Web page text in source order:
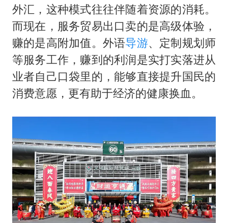
外汇，这种模式往往伴随着资源的消耗。
而现在，服务贸易出口卖的是高级体验，
赚的是高附加值。外语导游、定制规划师
等服务工作，赚到的利润是实打实落进从
业者自己口袋里的，能够直接提升国民的
消费意愿，更有助于经济的健康换血。